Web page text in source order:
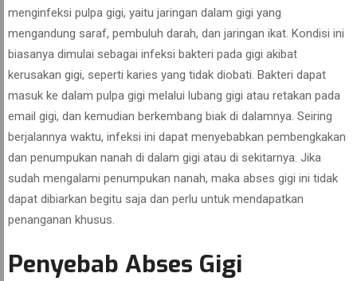
menginfeksi pulpa gigi, yaitu jaringan dalam gigi yang
mengandung saraf, pembuluh darah, dan jaringan ikat. Kondisi ini
biasanya dimulai sebagai infeksi bakteri pada gigi akibat
kerusakan gigi, seperti karies yang tidak diobati. Bakteri dapat
masuk ke dalam pulpa gigi melalui lubang gigi atau retakan pada
email gigi, dan kemudian berkembang biak di dalamnya. Seiring
berjalannya waktu, infeksi ini dapat menyebabkan pembengkakan
dan penumpukan nanah di dalam gigi atau di sekitarnya. Jika
sudah mengalami penumpukan nanah, maka abses gigi ini tidak
dapat dibiarkan begitu saja dan perlu untuk mendapatkan
penanganan khusus.
Penyebab Abses Gigi